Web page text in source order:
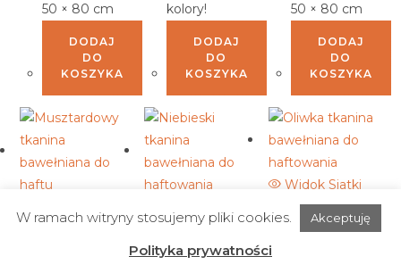
50 × 80 cm
DODAJ
DO
KOSZYKA
kolory!
DODAJ
DO
KOSZYKA
50 × 80 cm
DODAJ
DO
KOSZYKA
Widok Siatki
W ramach witryny stosujemy pliki cookies. Akceptuję
Polityka prywatności